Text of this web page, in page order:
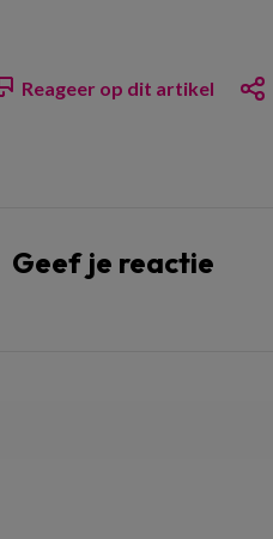
Reageer op dit artikel
Geef je reactie